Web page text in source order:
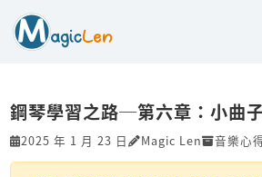
鋼琴學習之路─第六章：小曲
2025 年 1 月 23 日 Magic Len 音樂心